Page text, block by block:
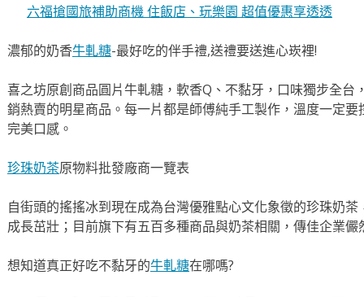
六福搶國旅補助商機 住飯店、玩樂園 超值優惠享透透
濃郁的奶香牛軋糖-最好吃的伴手禮,送禮要送進心崁裡!
喜之坊原創商品圓片牛軋糖，軟香Q、不黏牙，口味獨步全台
銷熱賣的明星商品。每一片都是師傅純手工製作，溫度一定
完美口感。
珍珠奶茶原物料批發廠商一覽表
自街頭的搖搖冰到現在成為台灣優雅點心文化象徵的珍珠奶
成長茁壯；目前旗下有五百多種商品與奶茶相關，傳佳企業
想知道真正好吃不黏牙的牛軋糖在哪嗎?